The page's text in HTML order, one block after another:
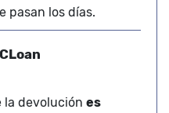
pasan los días.
la devolución es